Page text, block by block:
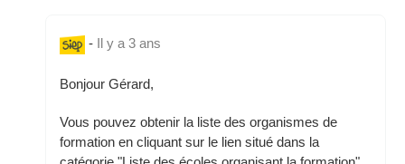
- Il y a 3 ans
Bonjour Gérard,
Vous pouvez obtenir la liste des organismes de
formation en cliquant sur le lien situé dans la